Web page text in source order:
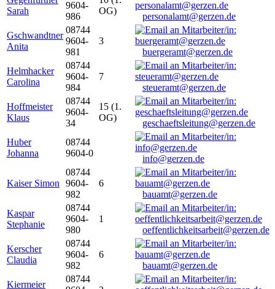
Sarah
9604-
986
OG)
personalamt@gerzen.de
Gschwandtner
Anita
08744
9604-
981
3
buergeramt@gerzen.de
Helmhacker
Carolina
08744
9604-
984
7
steueramt@gerzen.de
Hoffmeister
Klaus
08744
9604-
34
15 (1.
OG)
geschaeftsleitung@gerzen.de
Huber
Johanna
08744
9604-0
info@gerzen.de
Kaiser Simon
08744
9604-
982
6
bauamt@gerzen.de
Kaspar
Stephanie
08744
9604-
980
1
oeffentlichkeitsarbeit@gerzen.de
Kerscher
Claudia
08744
9604-
982
6
bauamt@gerzen.de
Kiermeier
08744